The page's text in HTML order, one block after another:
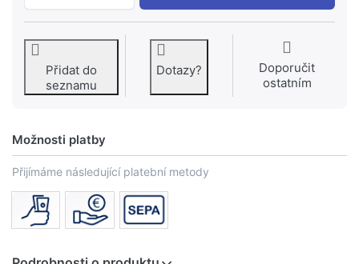
Přidat do
seznamu
Dotazy?
Doporučit
ostatním
Možnosti platby
Přijímáme následující platební metody